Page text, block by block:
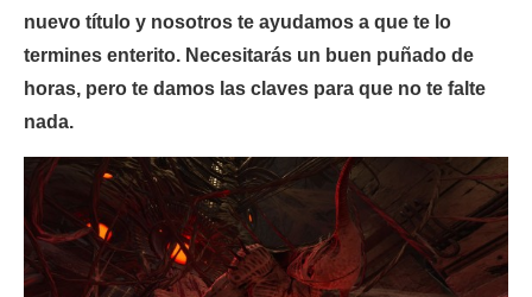
nuevo título y nosotros te ayudamos a que te lo
termines enterito. Necesitarás un buen puñado de
horas, pero te damos las claves para que no te falte
nada.